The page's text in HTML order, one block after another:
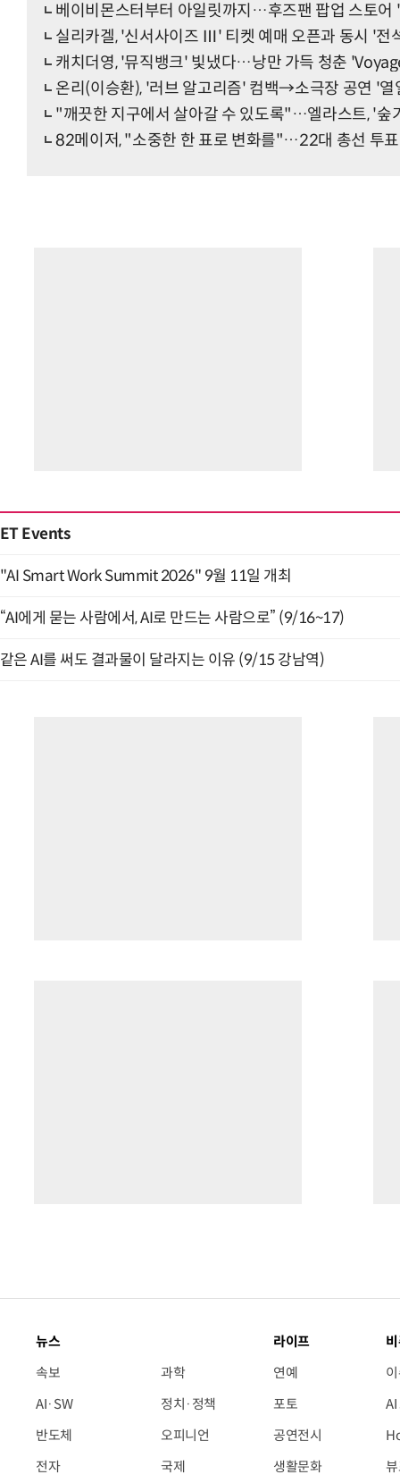
베이비몬스터부터 아일릿까지…후즈팬 팝업 스토어
실리카겔, '신서사이즈 Ⅲ' 티켓 예매 오픈과 동시 '전
캐치더영, '뮤직뱅크' 빛냈다…낭만 가득 청춘
온리(이승환), '러브 알고리즘' 컴백→소극장 공연 '열
"깨끗한 지구에서 살아갈 수 있도록"…엘라스트, '숲
82메이저, "소중한 한 표로 변화를"…22대 총선 투
ET Events
"AI Smart Work Summit 2026" 9월 11일 개최
“AI에게 묻는 사람에서, AI로 만드는 사람으로” (9/16~17)
같은 AI를 써도 결과물이 달라지는 이유 (9/15 강남역)
뉴스
속보
AI·SW
반도체
전자
과학
정치·정책
오피니언
국제
라이프
연예
포토
공연전시
생활문화